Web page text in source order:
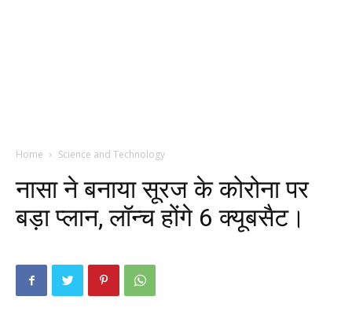
Home Science and Technology
नासा ने बनाया सूरज के कोरोना पर
बड़ा प्लान, लॉन्च होंगे 6 क्यूबसैट।